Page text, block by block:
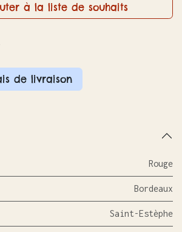
à la liste de souhaits
de livraison
Rouge
Bordeaux
Saint-Estèphe